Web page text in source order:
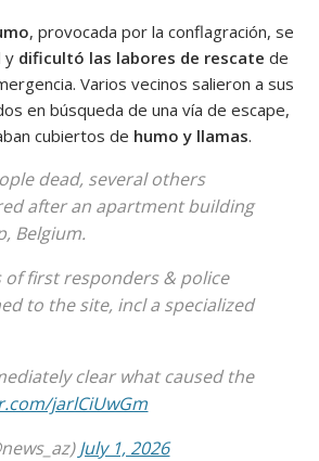
, provocada por la conflagración, se
y dificultó las labores de rescate de
Varios vecinos salieron a sus
en búsqueda de una vía de escape,
cubiertos de humo y llamas.
dead, several others
after an apartment building
Belgium.
of first responders & police
to the site, incl a specialized
clear what caused the
jarlCiUwGm
July 1, 2026